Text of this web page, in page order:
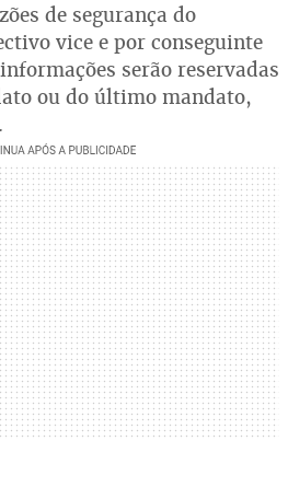
de segurança do
vice e por conseguinte
serão reservadas
ou do último mandato,